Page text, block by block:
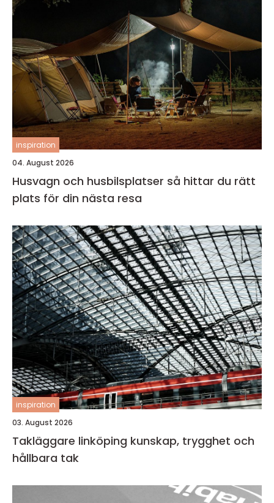
inspiration
04. August 2026
Husvagn och husbilsplatser så hittar du rätt
plats för din nästa resa
inspiration
03. August 2026
Takläggare linköping kunskap, trygghet och
hållbara tak